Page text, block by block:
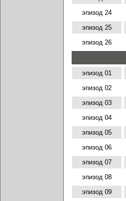
эпизод 24
эпизод 25
эпизод 26
эпизод 01
эпизод 02
эпизод 03
эпизод 04
эпизод 05
эпизод 06
эпизод 07
эпизод 08
эпизод 09